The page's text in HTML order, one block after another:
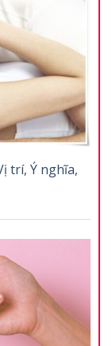
trí, Ý nghĩa,